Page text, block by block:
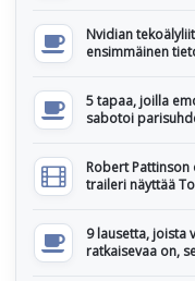
Nvidian
ensimmäinen
5 tapaa, joilla
sabotoi
Robert Pattinson
traileri näyttää
9 lausetta, joista
ratkaisevaa on,